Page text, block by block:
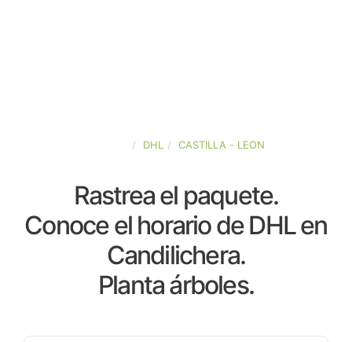
DHL CASTILLA - LEON
Rastrea el paquete.
Conoce el horario de DHL en
Candilichera.
Planta árboles.